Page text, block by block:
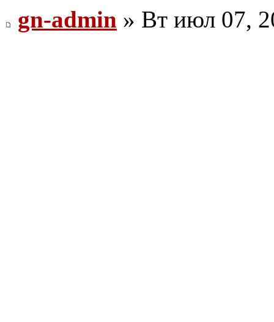
gn-admin » Вт июл 07,